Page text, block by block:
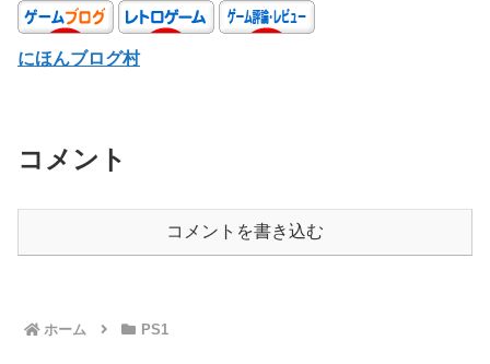
にほんブログ村
コメント
コメントを書き込む
ホーム PS1